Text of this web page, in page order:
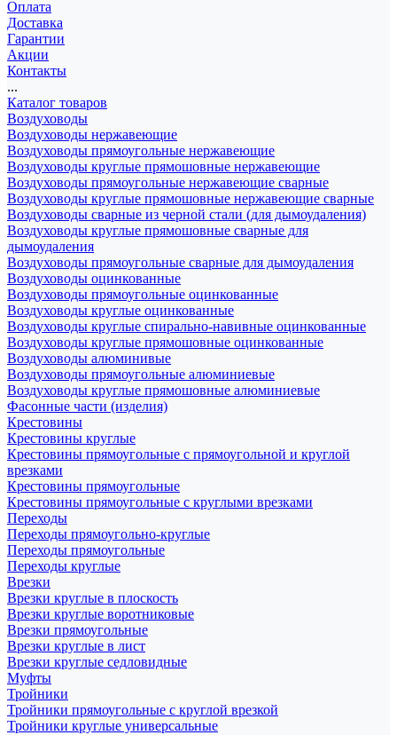
Оплата
Доставка
Гарантии
Акции
Контакты
...
Каталог товаров
Воздуховоды
Воздуховоды нержавеющие
Воздуховоды прямоугольные нержавеющие
Воздуховоды круглые прямошовные нержавеющие
Воздуховоды прямоугольные нержавеющие сварные
Воздуховоды круглые прямошовные нержавеющие сварные
Воздуховоды сварные из черной стали (для дымоудаления)
Воздуховоды круглые прямошовные сварные для
дымоудаления
Воздуховоды прямоугольные сварные для дымоудаления
Воздуховоды оцинкованные
Воздуховоды прямоугольные оцинкованные
Воздуховоды круглые оцинкованные
Воздуховоды круглые спирально-навивные оцинкованные
Воздуховоды круглые прямошовные оцинкованные
Воздуховоды алюминивые
Воздуховоды прямоугольные алюминиевые
Воздуховоды круглые прямошовные алюминиевые
Фасонные части (изделия)
Крестовины
Крестовины круглые
Крестовины прямоугольные с прямоугольной и круглой
врезками
Крестовины прямоугольные
Крестовины прямоугольные с круглыми врезками
Переходы
Переходы прямоугольно-круглые
Переходы прямоугольные
Переходы круглые
Врезки
Врезки круглые в плоскость
Врезки круглые воротниковые
Врезки прямоугольные
Врезки круглые в лист
Врезки круглые седловидные
Муфты
Тройники
Тройники прямоугольные с круглой врезкой
Тройники круглые универсальные